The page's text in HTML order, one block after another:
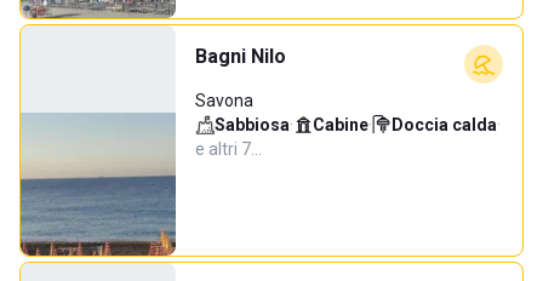
Bagni Nilo
Savona
Sabbiosa· Cabine· Doccia calda·
e altri 7…